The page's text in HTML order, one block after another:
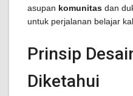
asupan komunitas dan
untuk perjalanan belajar
Prinsip
Diketahui